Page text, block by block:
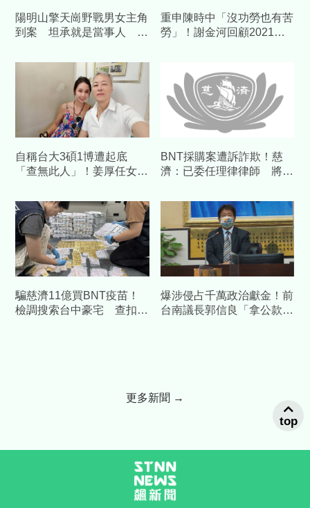
陽明山擎天崗野戰男女主角
到案 坦承就是當事人 不
重申陳時中「沒功勞也有苦
勞」！謝金河回顧2021疫
自稱台大3碩1博遭起底
「查無此人」！姜厚任女友
談「邏輯」反擊：接近真相
BNT採購案遭訴詐欺！慈
濟：已委任理律律師 將採
騙慈濟11億買BNT疫苗！
檢調搜索台中豪宅 查扣逾
爆涉侵占千萬政治獻金！前
台南議長郭信良「拿公款補
更多新聞 →
top